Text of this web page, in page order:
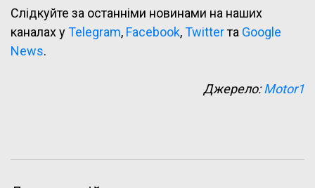
Слідкуйте за останніми новинами на наших
каналах уTelegram, Facebook,Twitterта Google
News.
Джерело:Motor1